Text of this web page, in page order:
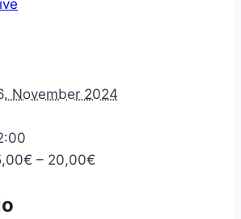
November 2024
– 20,00€